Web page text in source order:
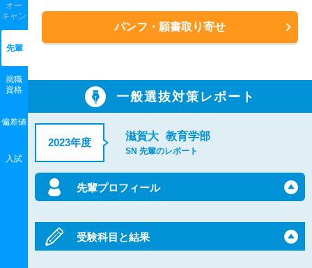
パンフ・願書取り寄せ
オー
キャン
先輩
就職
資格
偏差値
入試
一般選抜対策レポート
2023年度
滋賀大 教育学部
SN 先輩のレポート
先輩プロフィール
受験科目と結果